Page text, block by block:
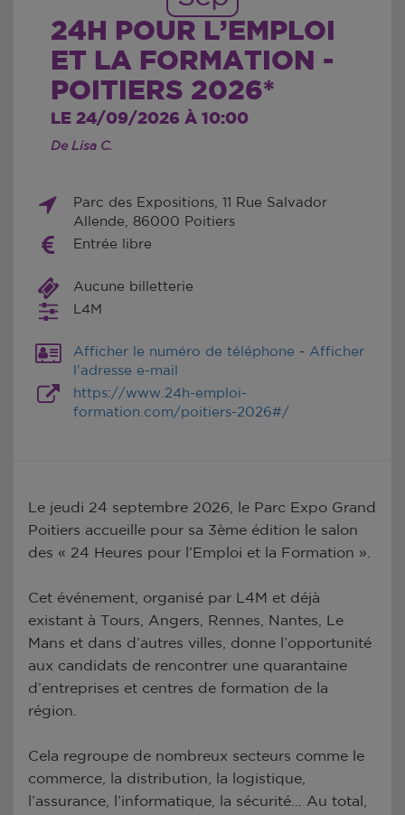
24H POUR L’EMPLOI
ET LA FORMATION -
POITIERS 2026*
LE 24/09/2026 À 10:00
De Lisa C.
Parc des Expositions, 11 Rue Salvador
Allende, 86000 Poitiers
Entrée libre
Aucune billetterie
L4M
Afficher le numéro de téléphone - Afficher
l'adresse e-mail
https://www.24h-emploi-
formation.com/poitiers-2026#/
Le jeudi 24 septembre 2026, le Parc Expo Grand
Poitiers accueille pour sa 3ème édition le salon
des « 24 Heures pour l’Emploi et la Formation ».
Cet événement, organisé par L4M et déjà
existant à Tours, Angers, Rennes, Nantes, Le
Mans et dans d’autres villes, donne l’opportunité
aux candidats de rencontrer une quarantaine
d’entreprises et centres de formation de la
région.
Cela regroupe de nombreux secteurs comme le
commerce, la distribution, la logistique,
l’assurance, l’informatique, la sécurité… Au total,